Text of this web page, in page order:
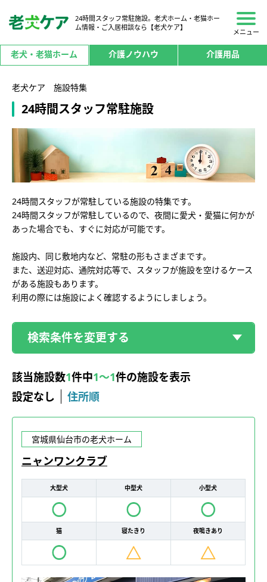
24時間スタッフ常駐施設。老犬ホーム・老猫ホー
ム情報・ご入居相談なら【老犬ケア】
メニュー
老犬・老猫ホーム 介護ノウハウ 介護用品
老犬ケア 施設特集
24時間スタッフ常駐施設
24時間スタッフが常駐している施設の特集です。
24時間スタッフが常駐しているので、夜間に愛犬・愛猫に何かが
あった場合でも、すぐに対応が可能です。
施設内、同じ敷地内など、常駐の形もさまざまです。
また、送迎対応、通院対応等で、スタッフが施設を空けるケース
がある施設もあります。
利用の際には施設によく確認するようにしましょう。
検索条件を変更する
該当施設数1件中1～1件の施設を表示
設定なし
住所順
宮城県仙台市の老犬ホーム
ニャンワンクラブ
大型犬 中型犬 小型犬
猫 寝たきり 夜鳴きあり